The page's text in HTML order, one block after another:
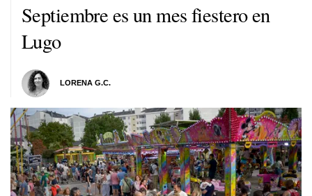
Septiembre es un mes fiestero en
Lugo
LORENA G.C.